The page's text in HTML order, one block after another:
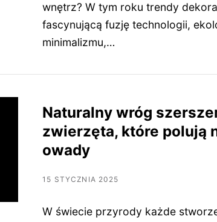
wnętrz? W tym roku trendy
fascynującą fuzję technologii,
minimalizmu,…
Naturalny wróg
zwierzęta, które polują
owady
15 STYCZNIA 2025
W świecie przyrody każde